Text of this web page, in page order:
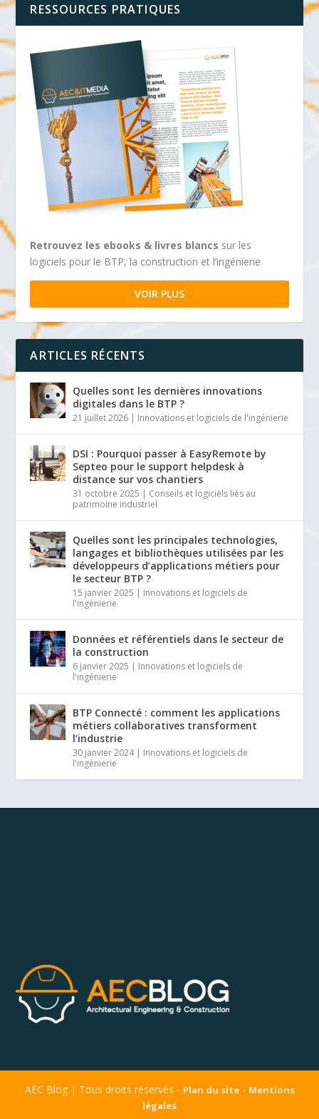
RESSOURCES PRATIQUES
Retrouvez les ebooks & livres blancs sur les
logiciels pour le BTP, la construction et l’ingénierie
VOIR PLUS
ARTICLES RÉCENTS
Quelles sont les dernières innovations
digitales dans le BTP ?
21 juillet 2026 | Innovations et logiciels de l'ingénierie
DSI : Pourquoi passer à EasyRemote by
Septeo pour le support helpdesk à
distance sur vos chantiers
31 octobre 2025 | Conseils et logiciels liés au
patrimoine industriel
Quelles sont les principales technologies,
langages et bibliothèques utilisées par les
développeurs d’applications métiers pour
le secteur BTP ?
15 janvier 2025 | Innovations et logiciels de
l'ingénierie
Données et référentiels dans le secteur de
la construction
6 janvier 2025 | Innovations et logiciels de
l'ingénierie
BTP Connecté : comment les applications
métiers collaboratives transforment
l’industrie
30 janvier 2024| Innovations et logiciels de
l'ingénierie
AEC Blog | Tous droits réservés - Plan du site- Mentions
légales